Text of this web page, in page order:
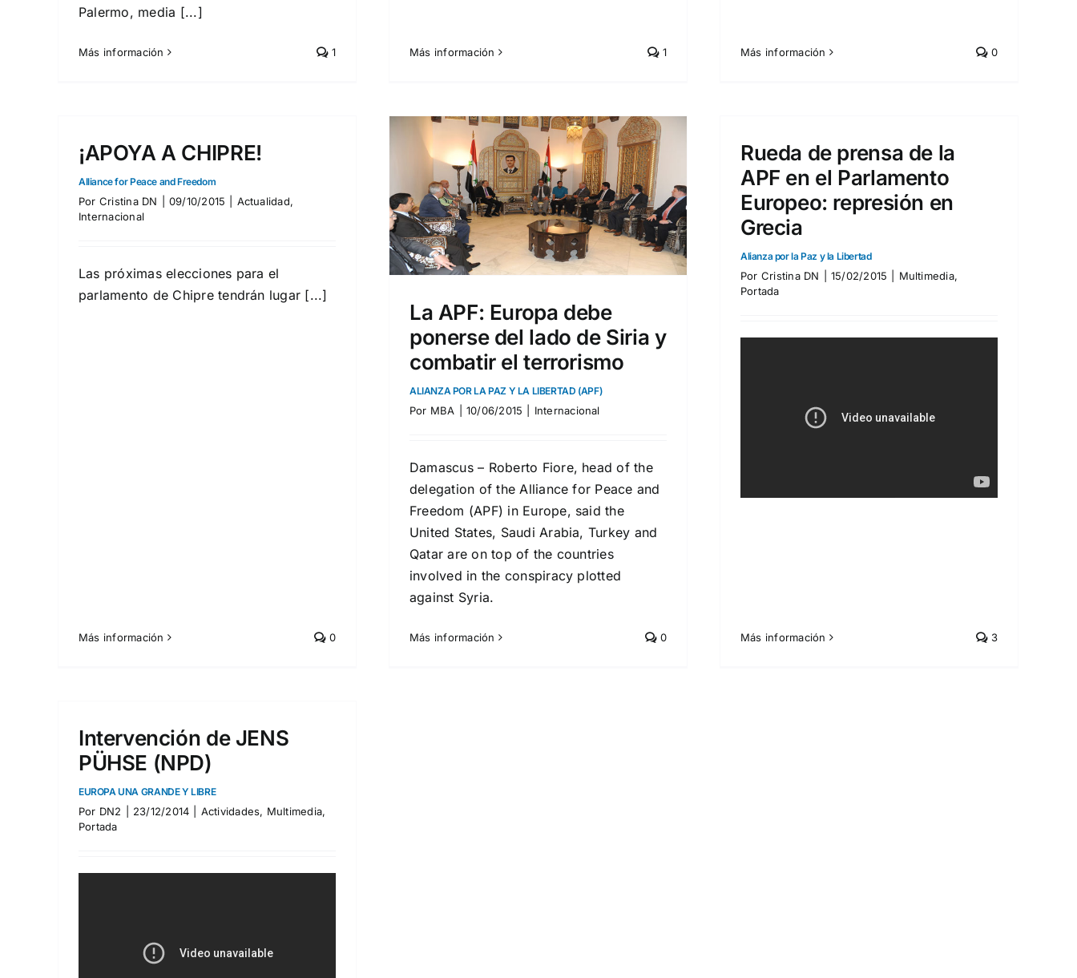
Palermo, media [...]
Más información 1 Más información 1 Más información 0
¡APOYA A CHIPRE!
Alliance for Peace and Freedom
Por Cristina DN 09/10/2015 Actualidad,
Internacional
Las próximas elecciones para el
parlamento de Chipre tendrán lugar [...]
Más información 0
ponerse del lado de Siria y
combatir el terrorismo
La APF: Europa debe
ponerse del lado de Siria y
combatir el terrorismo
ALIANZA POR LA PAZ Y LA LIBERTAD (APF)
Por MBA 10/06/2015 Internacional
Damascus – Roberto Fiore, head of the
delegation of the Alliance for Peace and
Freedom (APF) in Europe, said the
United States, Saudi Arabia, Turkey and
Qatar are on top of the countries
involved in the conspiracy plotted
against Syria.
Más información 0
Rueda de prensa de la
APF en el Parlamento
Europeo: represión en
Grecia
Alianza por la Paz y la Libertad
Por Cristina DN 15/02/2015 Multimedia,
Portada
Más información 3
Intervención de JENS
PÜHSE (NPD)
EUROPA UNA GRANDE Y LIBRE
Por DN2 23/12/2014 Actividades, Multimedia,
Portada